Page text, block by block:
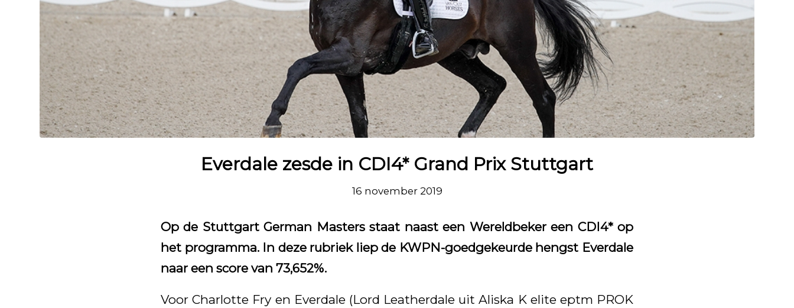
Everdale zesde in CDI4* Grand Prix Stuttgart
16 november 2019
Op de Stuttgart German Masters staat naast een Wereldbeker een CDI4* op
het programma. In deze rubriek liep de KWPN-goedgekeurde hengst Everdale
naar een score van 73,652%.
Voor Charlotte Fry en Everdale (Lord Leatherdale uit Aliska K elite eptm PROK